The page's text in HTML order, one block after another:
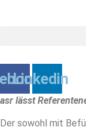
Linkedin
asr lässt
Der sowohl mit